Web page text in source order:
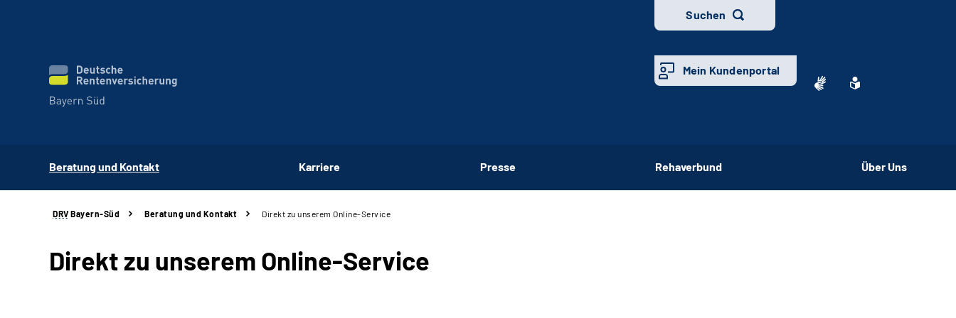
Suchen
Mein Kundenportal
Beratung und Kontakt Karriere Presse Rehaverbund Über Uns
DRV Bayern-Süd Beratung und Kontakt Direkt zu unserem Online-Service
Direkt zu unserem Online-Service